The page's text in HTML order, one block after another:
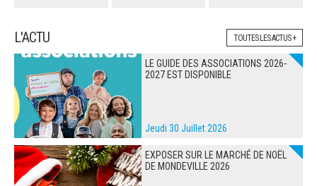
L'ACTU TOUTES LES ACTUS +
LE GUIDE DES ASSOCIATIONS 2026-
2027 EST DISPONIBLE
Jeudi 30 Juillet 2026
EXPOSER SUR LE MARCHÉ DE NOËL
DE MONDEVILLE 2026